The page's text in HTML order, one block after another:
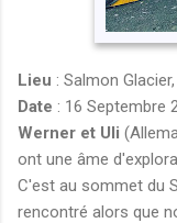
Lieu : Salmon
Date : 16 Septembre
Werner et Uli
ont une âme
C'est au sommet du
rencontré alors que